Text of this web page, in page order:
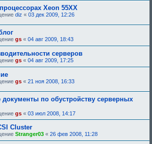
Xeon 55XX
diz « 03 дек 2009, 12:26
gs « 04 авг 2009, 18:43
серверов
gs « 04 авг 2009, 17:25
gs « 21 ноя 2008, 16:33
по обустройству серверных
gs « 03 июл 2008, 14:17
Cluster
Stranger03 « 26 фев 2008, 11:28